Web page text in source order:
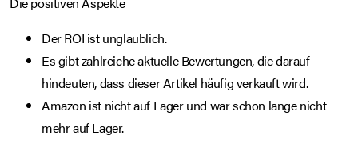
Der ROI ist unglaublich.
Es gibt zahlreiche aktuelle Bewertungen, die darauf
hindeuten, dass dieser Artikel häufig verkauft wird.
Amazon ist nicht auf Lager und war schon lange nicht
mehr auf Lager.